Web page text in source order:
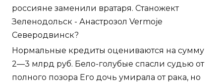
россияне заменили вратаря. Станожект
Зеленодольск - Анастрозол Vermoje
Северодвинск?
Нормальные кредиты оцениваются на сумму
2—3 млрд руб. Бело-голубые спасли судью от
полного позора Его дочь умирала от рака, но